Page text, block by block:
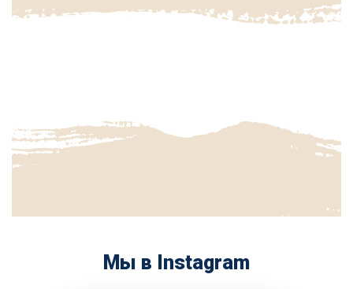
Мы в Instagram